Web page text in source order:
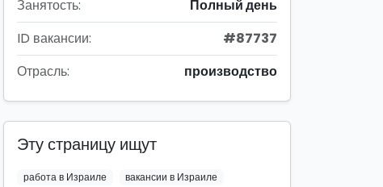
Занятость:
Полный день
ID вакансии:
#87737
Отрасль:
производство
Эту страницу ищут
работа в Израиле
вакансии в Израиле